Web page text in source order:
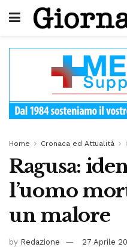
Home Cronaca ed Attualità
Ragusa:
l’uomo
un malore
by Redazione 27 Aprile